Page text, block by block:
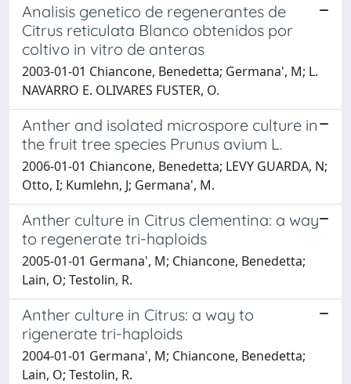
Analisis genetico de regenerantes de
Citrus reticulata Blanco obtenidos por
coltivo in vitro de anteras
2003-01-01 Chiancone, Benedetta; Germana', M; L.
NAVARRO E. OLIVARES FUSTER, O.
Anther and isolated microspore culture in
the fruit tree species Prunus avium L.
2006-01-01 Chiancone, Benedetta; LEVY GUARDA, N;
Otto, I; Kumlehn, J; Germana', M.
Anther culture in Citrus clementina: a way
to regenerate tri-haploids
2005-01-01 Germana', M; Chiancone, Benedetta;
Lain, O; Testolin, R.
Anther culture in Citrus: a way to
rigenerate tri-haploids
2004-01-01 Germana', M; Chiancone, Benedetta;
Lain, O; Testolin, R.